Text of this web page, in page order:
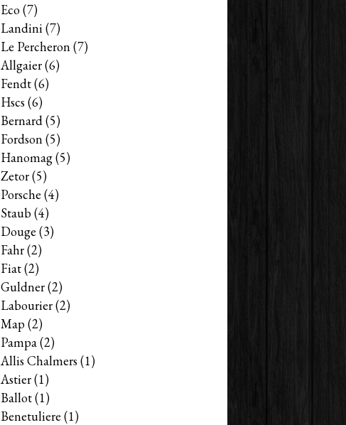
Eco(7)
Landini(7)
Le Percheron(7)
Allgaier(6)
Fendt(6)
Hscs (6)
Bernard(5)
Fordson(5)
Hanomag(5)
Zetor(5)
Porsche (4)
Staub(4)
Douge (3)
Fahr(2)
Fiat(2)
Guldner(2)
Labourier(2)
Map(2)
Pampa(2)
Allis Chalmers (1)
Astier(1)
Ballot(1)
Benetuliere (1)